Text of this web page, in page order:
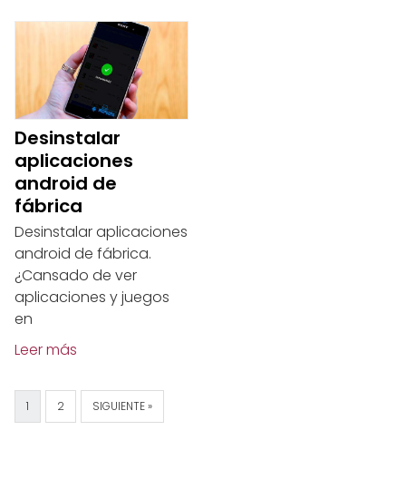
Desinstalar
aplicaciones
android de
fábrica
Desinstalar aplicaciones
android de fábrica.
¿Cansado de ver
aplicaciones y juegos
en
Leer más
1 2 SIGUIENTE »